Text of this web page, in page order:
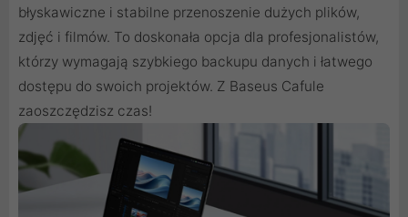
błyskawiczne i stabilne przenoszenie dużych plików,
zdjęć i filmów. To doskonała opcja dla profesjonalistów,
którzy wymagają szybkiego backupu danych i łatwego
dostępu do swoich projektów. Z Baseus Cafule
zaoszczędzisz czas!